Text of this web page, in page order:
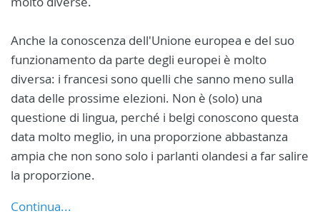
Anche la conoscenza dell'Unione europea e del suo
funzionamento da parte degli europei è molto
diversa: i francesi sono quelli che sanno meno sulla
data delle prossime elezioni. Non è (solo) una
questione di lingua, perché i belgi conoscono questa
data molto meglio, in una proporzione abbastanza
ampia che non sono solo i parlanti olandesi a far salire
la proporzione.
Continua...